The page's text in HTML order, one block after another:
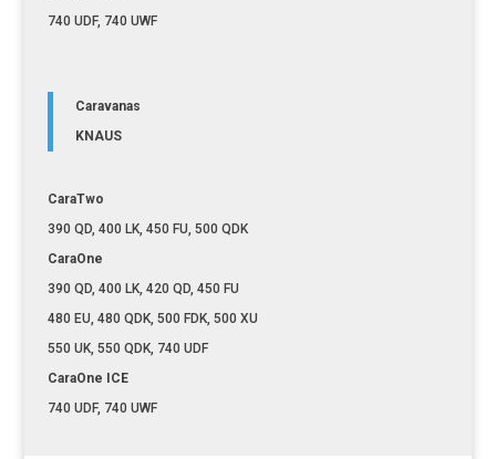
740 UDF, 740 UWF
Caravanas
KNAUS
CaraTwo
390 QD, 400 LK, 450 FU, 500 QDK
CaraOne
390 QD, 400 LK, 420 QD, 450 FU
480 EU, 480 QDK, 500 FDK, 500 XU
550 UK, 550 QDK, 740 UDF
CaraOne ICE
740 UDF, 740 UWF